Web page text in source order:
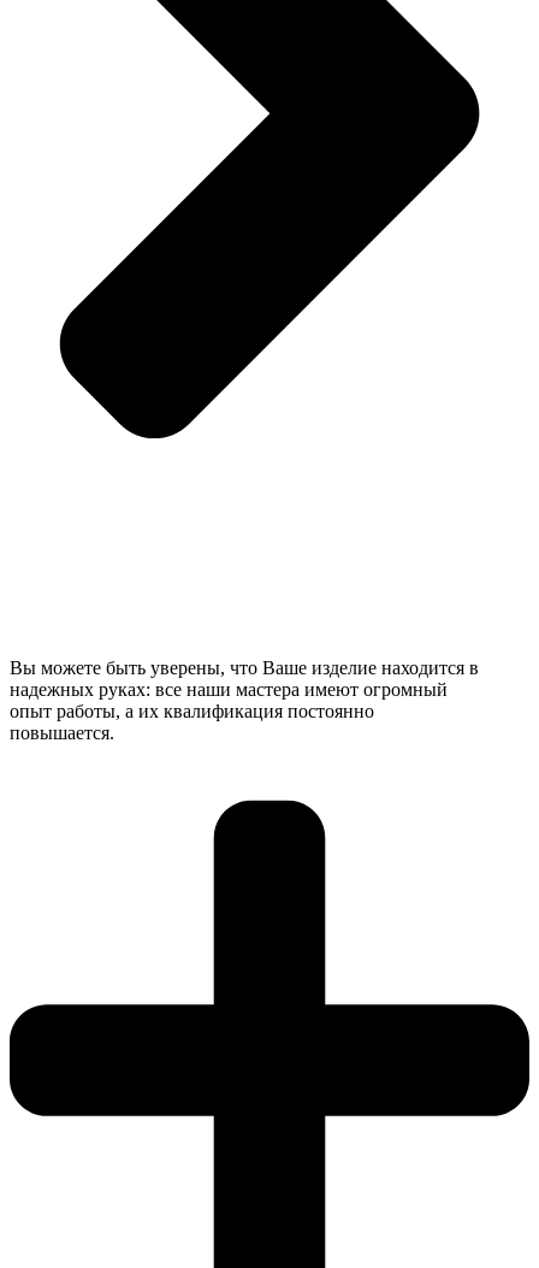
Вы можете быть уверены, что Ваше изделие находится в
надежных руках: все наши мастера имеют огромный
опыт работы, а их квалификация постоянно
повышается.